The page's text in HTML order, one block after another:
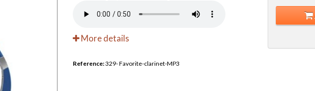
More details
Reference:329- Favorite-clarinet-MP3